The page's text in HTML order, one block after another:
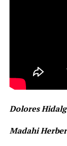
Dolores
Madahi